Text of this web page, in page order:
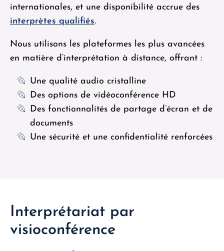
internationales, et une disponibilité accrue des
interprètes qualifiés.
Nous utilisons les plateformes les plus avancées
en matière d’interprétation à distance, offrant :
Une qualité audio cristalline
Des options de vidéoconférence HD
Des fonctionnalités de partage d’écran et de
documents
Une sécurité et une confidentialité renforcées
Interprétariat par
visioconférence